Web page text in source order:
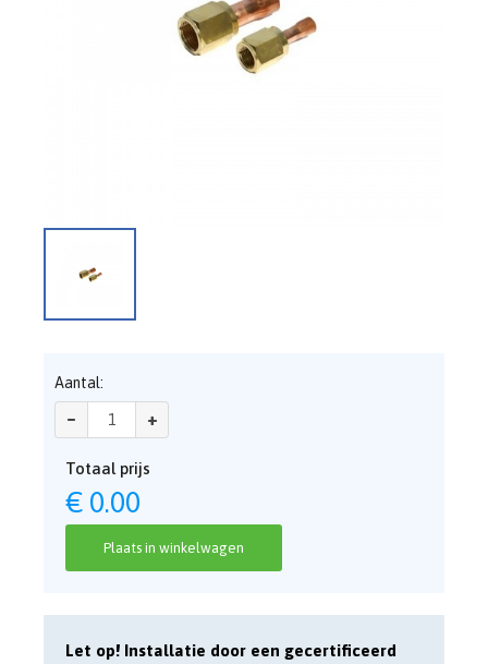
Aantal:
– +
Totaal prijs
€ 0.00
Plaats in winkelwagen
Let op! Installatie door een gecertificeerd